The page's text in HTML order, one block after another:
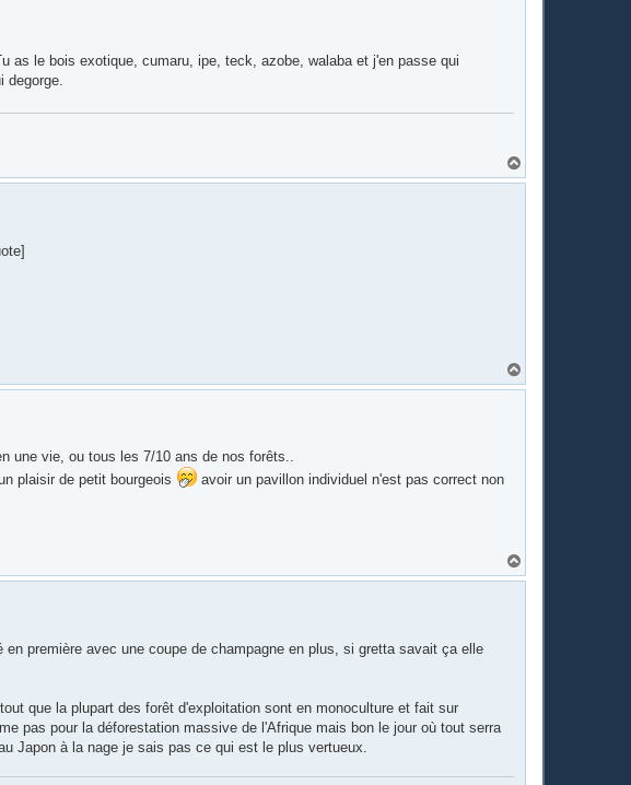
as le bois exotique, cumaru, ipe, teck, azobe, walaba et j'en passe qui
a
a
une vie, ou tous les 7/10 ans de nos forêts..
plaisir de petit bourgeois
avoir un pavillon individuel n'est pas correct non
a
première avec une coupe de champagne en plus, si gretta savait ça elle
que la plupart des forêt d'exploitation sont en monoculture et fait sur
pas pour la déforestation massive de l'Afrique mais bon le jour où tout serra
Japon à la nage je sais pas ce qui est le plus vertueux.